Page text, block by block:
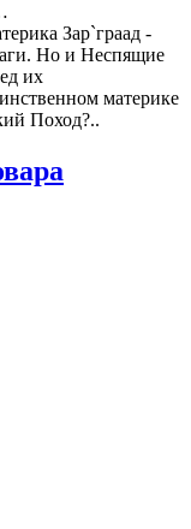
Зар`граад -
Но и Неспящие
их
материке
Поход?..